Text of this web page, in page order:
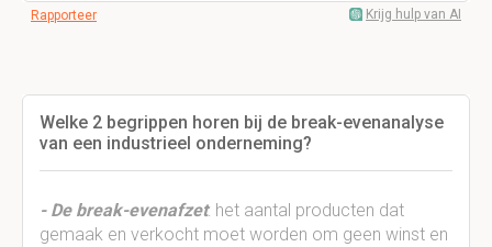
Rapporteer Krijg hulp van AI
Welke 2 begrippen horen bij de break-evenanalyse
van een industrieel onderneming?
- De break-evenafzet: het aantal producten dat
gemaak en verkocht moet worden om geen winst en